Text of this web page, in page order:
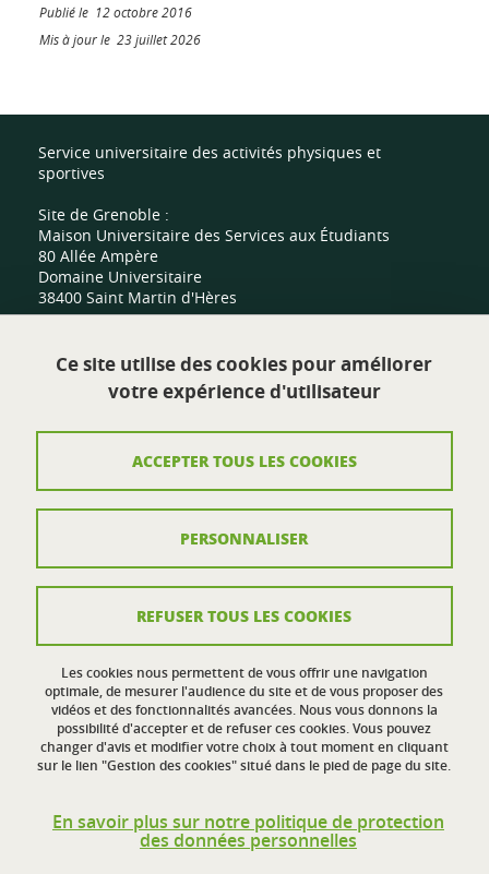
Publié le 12 octobre 2016
Mis à jour le 23 juillet 2026
Service universitaire des activités physiques et
sportives
Site de Grenoble :
Maison Universitaire des Services aux Étudiants
80 Allée Ampère
Domaine Universitaire
38400 Saint Martin d'Hères
Site de Valence :
Centre sportif universitaire
Route de Malissard
Contact
Mentions légales
Données personnelles
Politique des cookies
Gestion des cookies
Ce site utilise des cookies pour améliorer
votre expérience d'utilisateur
Les cookies nous permettent de vous offrir une navigation
optimale, de mesurer l'audience du site et de vous proposer des
vidéos et des fonctionnalités avancées. Nous vous donnons la
possibilité d'accepter et de refuser ces cookies. Vous pouvez
changer d'avis et modifier votre choix à tout moment en cliquant
sur le lien "Gestion des cookies" situé dans le pied de page du site.
En savoir plus sur notre politique de protection
des données personnelles
ACCEPTER TOUS LES COOKIES
REFUSER TOUS LES COOKIES
PERSONNALISER